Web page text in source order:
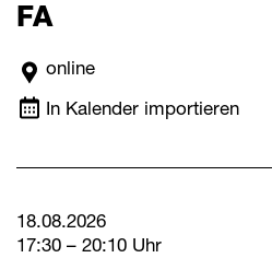
FA
online
In Kalender importieren
18.08.2026
17:30 – 20:10 Uhr